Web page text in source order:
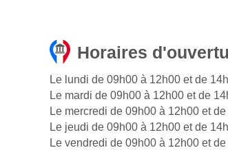
Horaires
Le lundi de 09h00 à 12h00 et de
Le mardi de 09h00 à 12h00 et de
Le mercredi de 09h00 à 12h00 et
Le jeudi de 09h00 à 12h00 et de
Le vendredi de 09h00 à 12h00 et